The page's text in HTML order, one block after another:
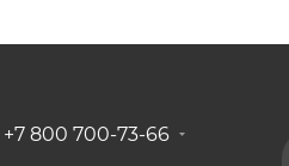
+7 800 700-73-66